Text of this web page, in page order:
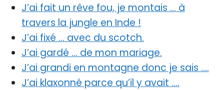
J’ai fait un rêve fou, je montais … à
travers la jungle en Inde !
J’ai fixé … avec du scotch.
J’ai gardé … de mon mariage.
J’ai grandi en montagne donc je sais ….
J’ai klaxonné parce qu’il y avait ….